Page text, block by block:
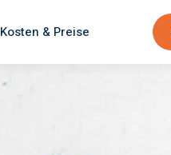
Kosten & Preise